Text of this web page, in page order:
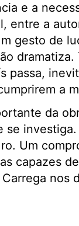
e a
entre a
gesto de
passa,
a
da
Um
capazes
nos